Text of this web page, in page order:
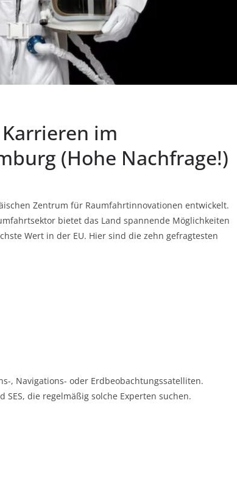
im
(Hohe Nachfrage!)
Zentrum für Raumfahrtinnovationen entwickelt.
bietet das Land spannende Möglichkeiten
Wert in der EU. Hier sind die zehn gefragtesten
, Navigations- oder Erdbeobachtungssatelliten.
die regelmäßig solche Experten suchen.